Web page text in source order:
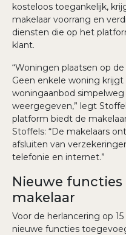
kosteloos toegankelijk,
makelaar voorrang en
diensten die op het
klant.
“Woningen plaatsen op
Geen enkele woning
woningaanbod
weergegeven,” legt
platform biedt de
Stoffels: “De makelaars
afsluiten van
telefonie en internet.”
Nieuwe
makelaar
Voor de herlancering op
nieuwe functies